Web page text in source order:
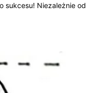
sukcesu! Niezależnie od